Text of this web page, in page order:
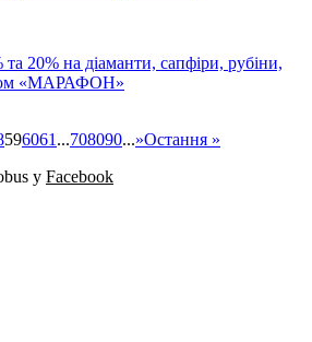
20% на діаманти, сапфіри, рубіни,
«МАРАФОН»
596061 ...708090...»Остання »
у Facebook